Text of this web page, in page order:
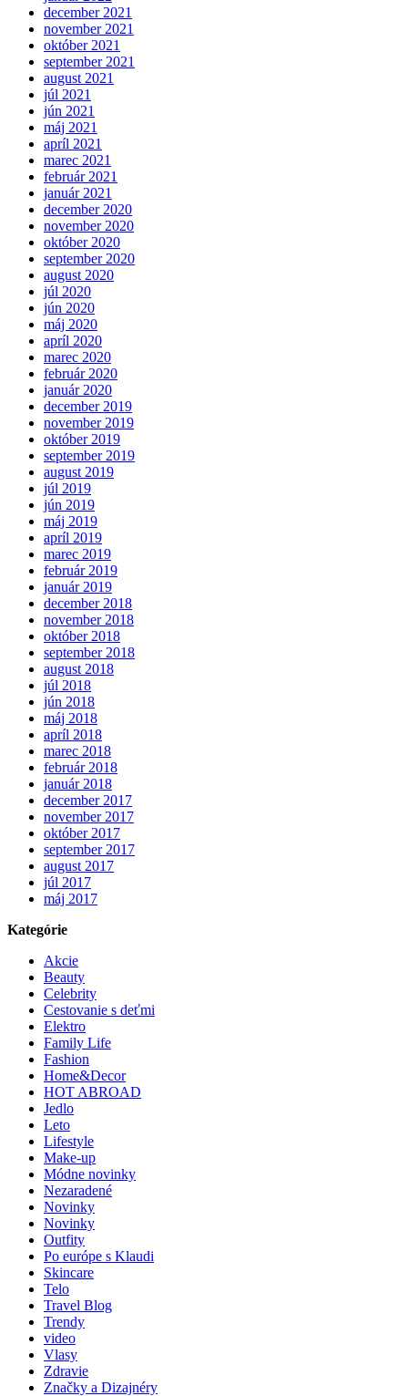
december 2021
november 2021
október 2021
september 2021
august 2021
júl 2021
jún 2021
máj 2021
apríl 2021
marec 2021
február 2021
január 2021
december 2020
november 2020
október 2020
september 2020
august 2020
júl 2020
jún 2020
máj 2020
apríl 2020
marec 2020
február 2020
január 2020
december 2019
november 2019
október 2019
september 2019
august 2019
júl 2019
jún 2019
máj 2019
apríl 2019
marec 2019
február 2019
január 2019
december 2018
november 2018
október 2018
september 2018
august 2018
júl 2018
jún 2018
máj 2018
apríl 2018
marec 2018
február 2018
január 2018
december 2017
november 2017
október 2017
september 2017
august 2017
júl 2017
máj 2017
Kategórie
Akcie
Beauty
Celebrity
Cestovanie s deťmi
Elektro
Family Life
Fashion
Home&Decor
HOT ABROAD
Jedlo
Leto
Lifestyle
Make-up
Módne novinky
Nezaradené
Novinky
Novinky
Outfity
Po európe s Klaudi
Skincare
Telo
Travel Blog
Trendy
video
Vlasy
Zdravie
Značky a Dizajnéry